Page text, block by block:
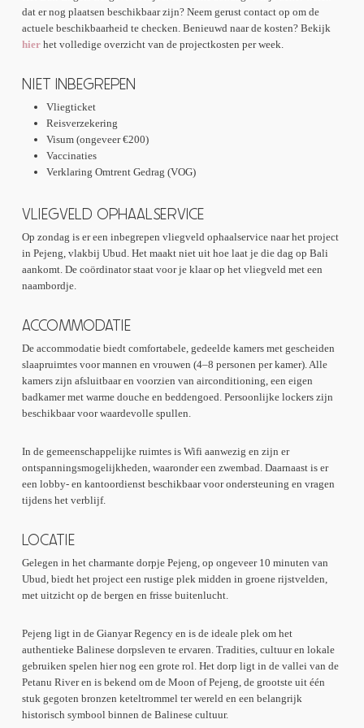
De introductiedag sluit je gezellig af met een gezamenlijk
diner, waar je andere internationale vrijwilligers beter
leerlingen.
Na afloop van de lessen keer je terug naar de
internationale vrijwilligers. Het programma wordt iedere
vrijdag opnieuw afgestemd op de planning van de
scholen en lokale activiteiten. Gemiddeld besteed je
ongeveer vijf uur per dag aan het project: twee uur
lesvoorbereiding in de ochtend en drie uur lesgeven in de
middag.
dat er nog plaatsen beschikbaar zijn? Neem gerust contact op om de
actuele beschikbaarheid te checken. Benieuwd naar de kosten? Bekijk
hierhet volledige overzicht van de projectkosten per week.
NIET INBEGREPEN
Vliegticket
Reisverzekering
Visum (ongeveer €200)
Vaccinaties
Verklaring Omtrent Gedrag (VOG)
VLIEGVELD OPHAALSERVICE
Op zondag is er een inbegrepen vliegveld ophaalservice naar het project
in Pejeng, vlakbij Ubud. Het maakt niet uit hoe laat je die dag op Bali
aankomt. De coördinator staat voor je klaar op het vliegveld met een
naambordje.
ACCOMMODATIE
De accommodatie biedt comfortabele, gedeelde kamers met gescheiden
slaapruimtes voor mannen en vrouwen (4–8 personen per kamer). Alle
kamers zijn afsluitbaar en voorzien van airconditioning, een eigen
badkamer met warme douche en beddengoed. Persoonlijke lockers zijn
beschikbaar voor waardevolle spullen.
In de gemeenschappelijke ruimtes is Wifi aanwezig en zijn er
ontspanningsmogelijkheden, waaronder een zwembad. Daarnaast is er
een lobby- en kantoordienst beschikbaar voor ondersteuning en vragen
tijdens het verblijf.
LOCATIE
Gelegen in het charmante dorpje Pejeng, op ongeveer 10 minuten van
Ubud, biedt het project een rustige plek midden in groene rijstvelden,
met uitzicht op de bergen en frisse buitenlucht.
Pejeng ligt in de Gianyar Regency en is de ideale plek om het
authentieke Balinese dorpsleven te ervaren. Tradities, cultuur en lokale
gebruiken spelen hier nog een grote rol. Het dorp ligt in de vallei van de
Petanu River en is bekend om de Moon of Pejeng, de grootste uit één
stuk gegoten bronzen keteltrommel ter wereld en een belangrijk
historisch symbool binnen de Balinese cultuur.